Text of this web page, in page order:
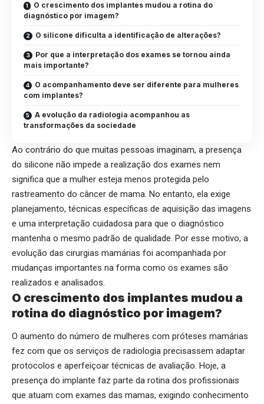
O crescimento dos implantes mudou a rotina do
diagnóstico por imagem?
O silicone dificulta a identificação de alterações?
Por que a interpretação dos exames se tornou ainda
mais importante?
O acompanhamento deve ser diferente para mulheres
com implantes?
A evolução da radiologia acompanhou as
transformações da sociedade
Ao contrário do que muitas pessoas imaginam, a presença
do silicone não impede a realização dos exames nem
significa que a mulher esteja menos protegida pelo
rastreamento do câncer de mama. No entanto, ela exige
planejamento, técnicas específicas de aquisição das imagens
e uma interpretação cuidadosa para que o diagnóstico
mantenha o mesmo padrão de qualidade. Por esse motivo, a
evolução das cirurgias mamárias foi acompanhada por
mudanças importantes na forma como os exames são
realizados e analisados.
O crescimento dos implantes mudou a
rotina do diagnóstico por imagem?
O aumento do número de mulheres com próteses mamárias
fez com que os serviços de radiologia precisassem adaptar
protocolos e aperfeiçoar técnicas de avaliação. Hoje, a
presença do implante faz parte da rotina dos profissionais
que atuam com exames das mamas, exigindo conhecimento